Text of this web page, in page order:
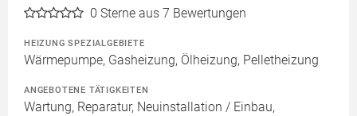
0 Sterne aus 7 Bewertungen
HEIZUNG SPEZIALGEBIETE
Wärmepumpe, Gasheizung, Ölheizung, Pelletheizung
ANGEBOTENE TÄTIGKEITEN
Wartung, Reparatur, Neuinstallation / Einbau,